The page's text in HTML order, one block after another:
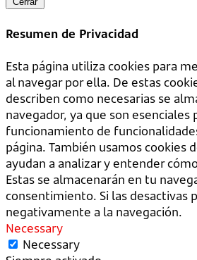
Resumen de Privacidad
Esta página utiliza cookies para
al navegar por ella. De estas
describen como necesarias se
navegador, ya que son esenciales
funcionamiento de
página. También usamos cookies
ayudan a analizar y entender
Estas se almacenarán en tu
consentimiento. Si las desactivas
negativamente a la navegación.
Necessary
Necessary